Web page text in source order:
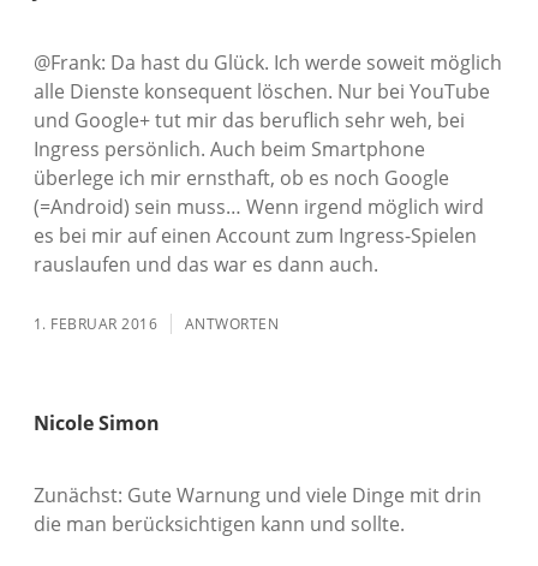
@Frank: Da hast du Glück. Ich werde soweit möglich
alle Dienste konsequent löschen. Nur bei YouTube
und Google+ tut mir das beruflich sehr weh, bei
Ingress persönlich. Auch beim Smartphone
überlege ich mir ernsthaft, ob es noch Google
(=Android) sein muss… Wenn irgend möglich wird
es bei mir auf einen Account zum Ingress-Spielen
rauslaufen und das war es dann auch.
1. FEBRUAR 2016 ANTWORTEN
Nicole Simon
Zunächst: Gute Warnung und viele Dinge mit drin
die man berücksichtigen kann und sollte.